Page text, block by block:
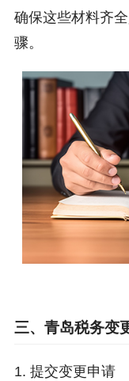
确保这些材料齐
骤。
三、青岛税务变
1. 提交变更申请